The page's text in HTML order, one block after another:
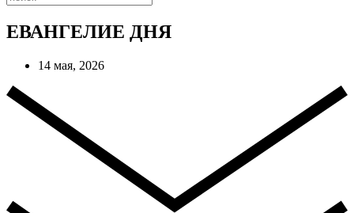
ЕВАНГЕЛИЕ ДНЯ
14 мая, 2026